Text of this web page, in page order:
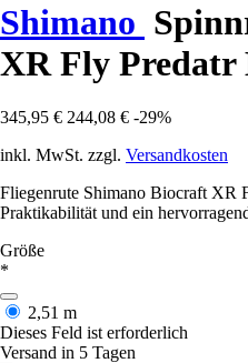
Shimano
XR Fly Predatr
345,95 € 244,08 € -29%
inkl. MwSt. zzgl. Versandkosten
Fliegenrute Shimano Biocraft XR
Praktikabilität und ein
Größe
*
2,51 m
Dieses Feld ist erforderlich
Versand in 5 Tagen